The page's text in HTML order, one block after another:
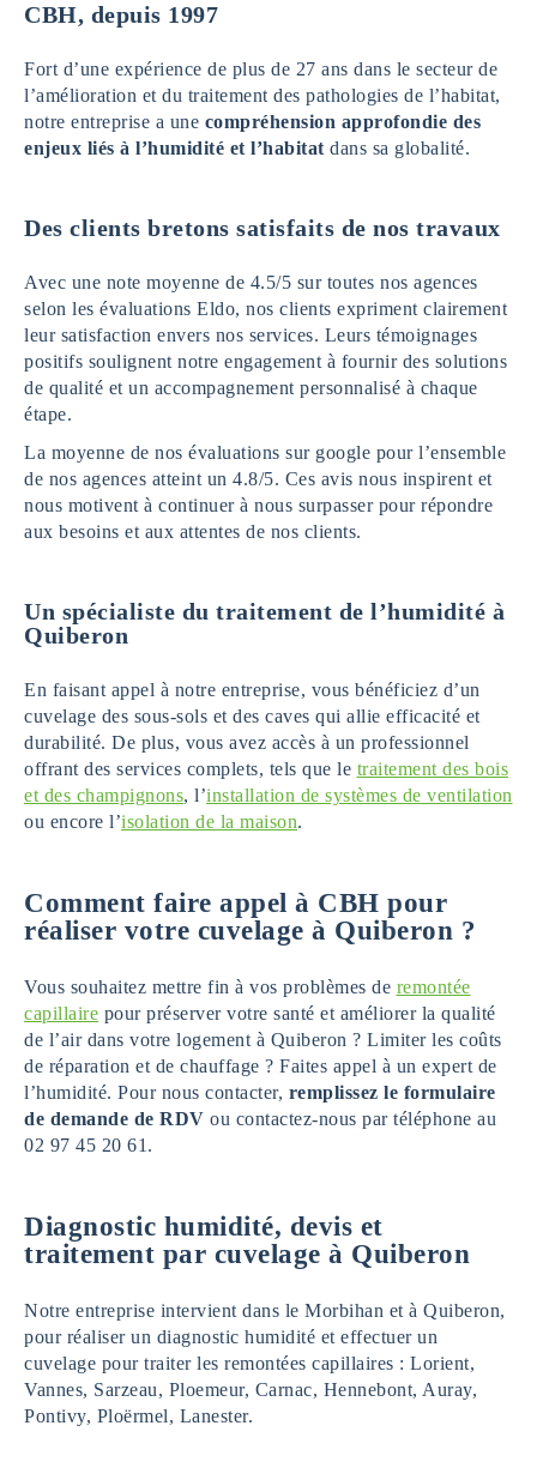
CBH, depuis 1997
Fort d’une expérience de plus de 27 ans dans le secteur de
l’amélioration et du traitement des pathologies de l’habitat,
notre entreprise a une compréhension approfondie des
enjeux liés à l’humidité et l’habitat dans sa globalité.
Des clients bretons satisfaits de nos travaux
Avec une note moyenne de 4.5/5 sur toutes nos agences
selon les évaluations Eldo, nos clients expriment clairement
leur satisfaction envers nos services. Leurs témoignages
positifs soulignent notre engagement à fournir des solutions
de qualité et un accompagnement personnalisé à chaque
étape.
La moyenne de nos évaluations sur google pour l’ensemble
de nos agences atteint un 4.8/5. Ces avis nous inspirent et
nous motivent à continuer à nous surpasser pour répondre
aux besoins et aux attentes de nos clients.
Un spécialiste du traitement de l’humidité à
Quiberon
En faisant appel à notre entreprise, vous bénéficiez d’un
cuvelage des sous-sols et des caves qui allie efficacité et
durabilité. De plus, vous avez accès à un professionnel
offrant des services complets, tels que le traitement des bois
et des champignons, l’installation de systèmes de ventilation
ou encore l’isolation de la maison.
Comment faire appel à CBH pour
réaliser votre cuvelage à Quiberon ?
Vous souhaitez mettre fin à vos problèmes de remontée
capillaire pour préserver votre santé et améliorer la qualité
de l’air dans votre logement à Quiberon ? Limiter les coûts
de réparation et de chauffage ? Faites appel à un expert de
l’humidité. Pour nous contacter, remplissez le formulaire
de demande de RDV ou contactez-nous par téléphone au
02 97 45 20 61.
Diagnostic humidité, devis et
traitement par cuvelage à Quiberon
Notre entreprise intervient dans le Morbihan et à Quiberon,
pour réaliser un diagnostic humidité et effectuer un
cuvelage pour traiter les remontées capillaires : Lorient,
Vannes, Sarzeau, Ploemeur, Carnac, Hennebont, Auray,
Pontivy, Ploërmel, Lanester.